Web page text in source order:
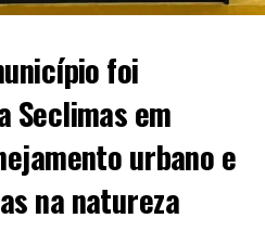
foi
Seclimas em
urbano e
na natureza